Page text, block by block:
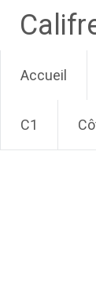
to
content
Accueil
C1